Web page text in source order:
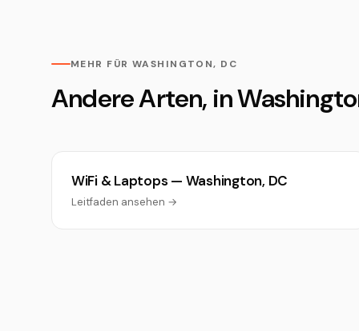
MEHR FÜR WASHINGTON, DC
Andere Arten, in
WiFi & Laptops — Washington, DC
Leitfaden ansehen →